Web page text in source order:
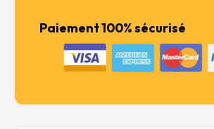
Paiement 100% sécurisé